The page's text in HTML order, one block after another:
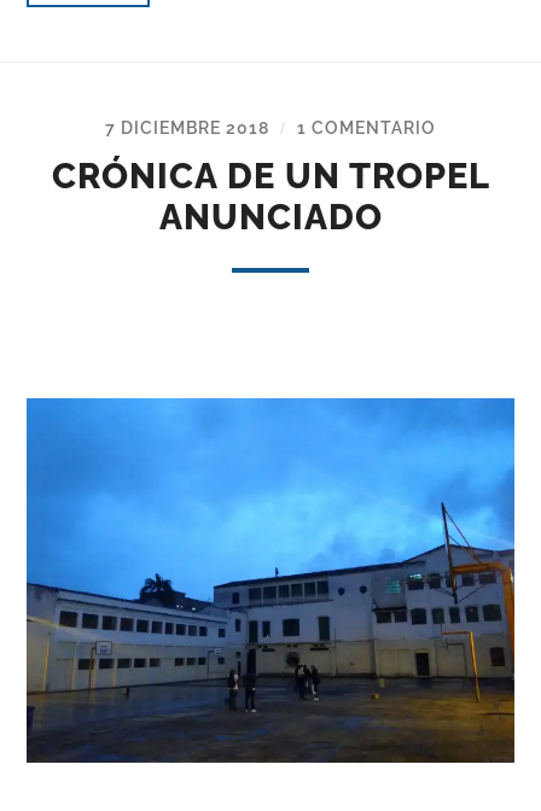
7 DICIEMBRE 2018 / 1 COMENTARIO
CRÓNICA DE UN TROPEL
ANUNCIADO